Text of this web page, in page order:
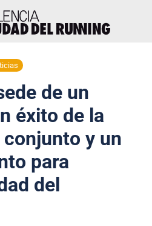
de un
éxito de la
y un
para
del